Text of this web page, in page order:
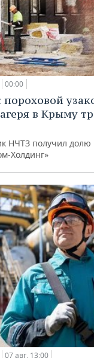
00:00
в Крыму
НЧТЗ получил долю
Холдинг»
07 авг, 13:00